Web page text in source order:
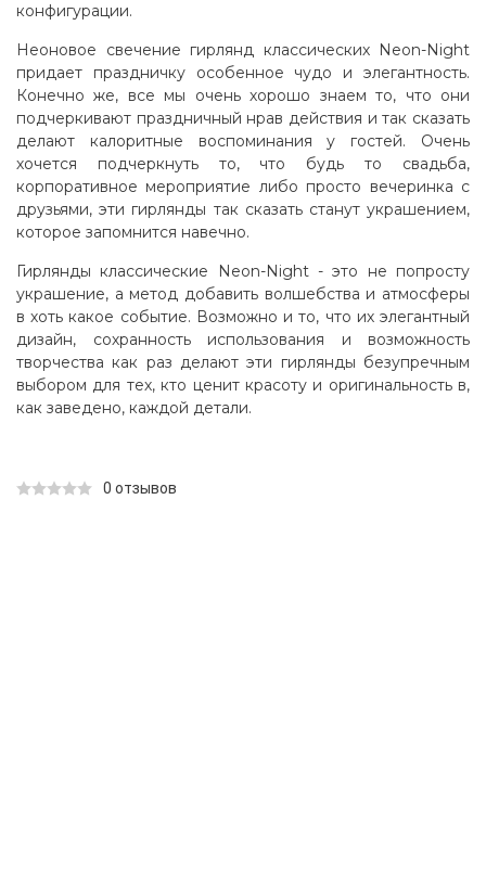
конфигурации.
Неоновое свечение гирлянд классических Neon-Night
придает праздничку особенное чудо и элегантность.
Конечно же, все мы очень хорошо знаем то, что они
подчеркивают праздничный нрав действия и так сказать
делают калоритные воспоминания у гостей. Очень
хочется подчеркнуть то, что будь то свадьба,
корпоративное мероприятие либо просто вечеринка с
друзьями, эти гирлянды так сказать станут украшением,
которое запомнится навечно.
Гирлянды классические Neon-Night - это не попросту
украшение, а метод добавить волшебства и атмосферы
в хоть какое событие. Возможно и то, что их элегантный
дизайн, сохранность использования и возможность
творчества как раз делают эти гирлянды безупречным
выбором для тех, кто ценит красоту и оригинальность в,
как заведено, каждой детали.
0 отзывов